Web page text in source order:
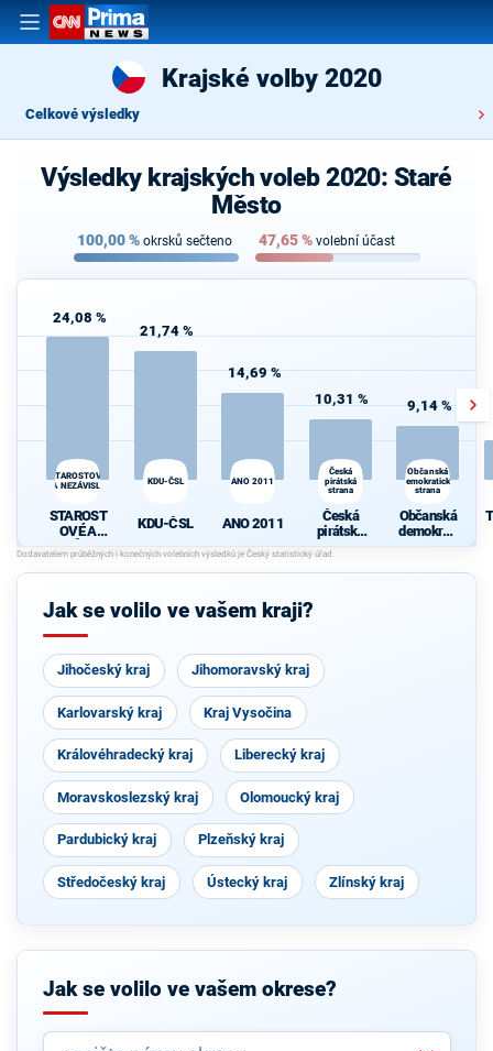
Krajské volby 2020
Celkové výsledky
Výsledky krajských voleb 2020: Staré
Město
100,00% okrsků sečteno 47,65% volební účast
24,08 %
STAROSTOVÉ
A NEZÁVISLÍ
STAROST
OVÉ A
NEZÁVISL
Í
21,74 %
KDU-ČSL
KDU-ČSL
14,69 %
ANO 2011
ANO 2011
10,31 %
Česká
pirátská
strana
Česká
pirátská
strana
9,14 %
Občanská
demokratická
strana
Občanská
demokrati
cká strana
Jak se volilo ve vašem kraji?
Jihočeský kraj Jihomoravský kraj
Karlovarský kraj Kraj Vysočina
Královéhradecký kraj Liberecký kraj
Moravskoslezský kraj Olomoucký kraj
Pardubický kraj Plzeňský kraj
Středočeský kraj Ústecký kraj Zlínský kraj
Jak se volilo ve vašem okrese?